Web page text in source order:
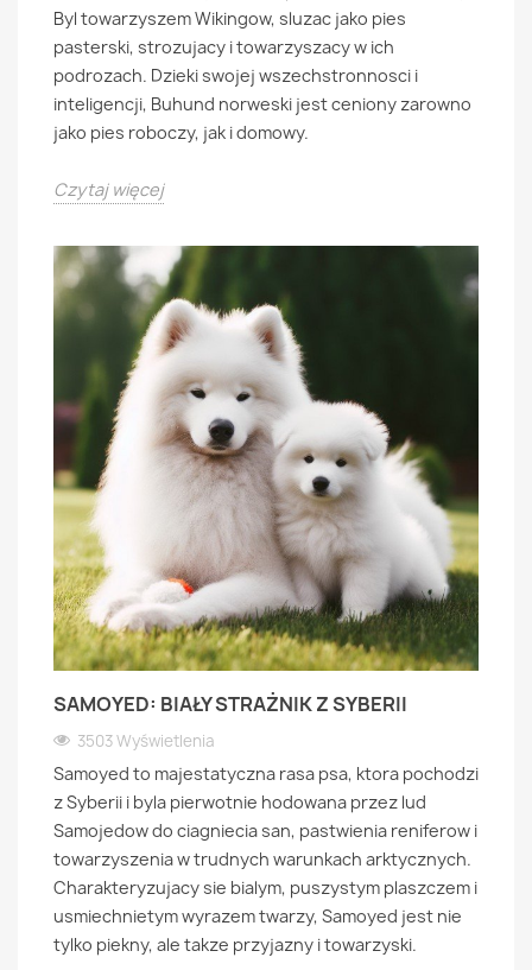
Byl towarzyszem Wikingow, sluzac jako pies
pasterski, strozujacy i towarzyszacy w ich
podrozach. Dzieki swojej wszechstronnosci i
inteligencji, Buhund norweski jest ceniony zarowno
jako pies roboczy, jak i domowy.
Czytaj więcej
SAMOYED: BIAŁY STRAŻNIK Z SYBERII
3503 Wyświetlenia
Samoyed to majestatyczna rasa psa, ktora pochodzi
z Syberii i byla pierwotnie hodowana przez lud
Samojedow do ciagniecia san, pastwienia reniferow i
towarzyszenia w trudnych warunkach arktycznych.
Charakteryzujacy sie bialym, puszystym plaszczem i
usmiechnietym wyrazem twarzy, Samoyed jest nie
tylko piekny, ale takze przyjazny i towarzyski.